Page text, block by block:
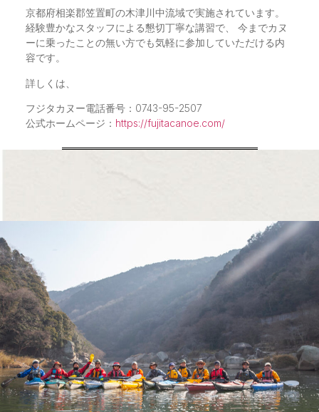
京都府相楽郡笠置町の木津川中流域で実施されています。
経験豊かなスタッフによる懇切丁寧な講習で、 今までカヌ
ーに乗ったことの無い方でも気軽に参加していただける内
容です。
詳しくは、
フジタカヌー電話番号：0743-95-2507
公式ホームページ： https://fujitacanoe.com/